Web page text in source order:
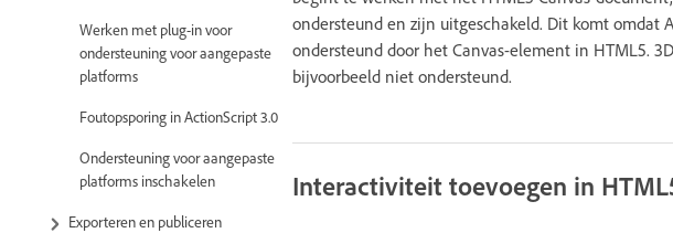
Werken met plug-in voor
ondersteuning voor aangepaste
platforms
Foutopsporing in ActionScript 3.0
Ondersteuning voor aangepaste
platforms inschakelen
Exporteren en publiceren
ondersteund en zijn uitgeschakeld. Dit komt
ondersteund door het Canvas-element in HTML5.
bijvoorbeeld niet ondersteund.
Interactiviteit toevoegen in